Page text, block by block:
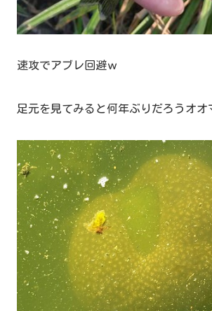
速攻でアブレ回避ｗ
足元を見てみると何年ぶりだろうオオ